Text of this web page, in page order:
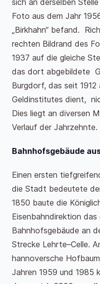
sich an derselben
Foto aus dem Jahr
„Birkhahn“ befand.
rechten Bildrand des
1937 auf die gleiche
das dort abgebildete
Burgdorf, das seit
Geldinstitutes dient,
Dies liegt an diversen
Verlauf der Jahrzehnte.
Bahnhofsgebäude
Einen ersten
die Stadt bedeutete
1850 baute die
Eisenbahndirektion
Bahnhofsgebäude an
Strecke Lehrte–Celle.
hannoversche
Jahren 1959 und 1985